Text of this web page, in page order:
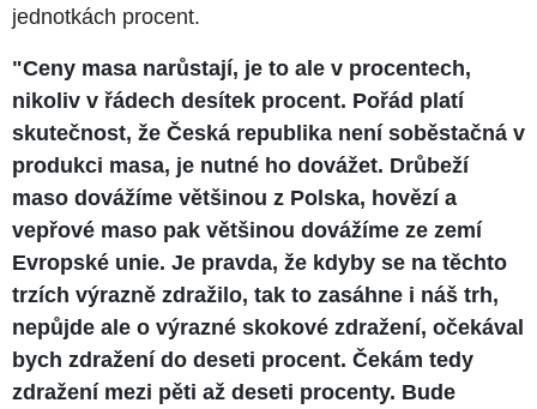
jednotkách procent.
"Ceny masa narůstají, je to ale v procentech,
nikoliv v řádech desítek procent. Pořád platí
skutečnost, že Česká republika není soběstačná v
produkci masa, je nutné ho dovážet. Drůbeží
maso dovážíme většinou z Polska, hovězí a
vepřové maso pak většinou dovážíme ze zemí
Evropské unie. Je pravda, že kdyby se na těchto
trzích výrazně zdražilo, tak to zasáhne i náš trh,
nepůjde ale o výrazné skokové zdražení, očekával
bych zdražení do deseti procent. Čekám tedy
zdražení mezi pěti až deseti procenty. Bude